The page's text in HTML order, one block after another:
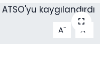
A- A